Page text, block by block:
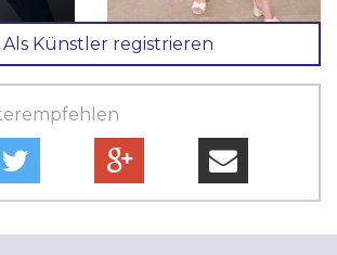
Als Künstler registrieren